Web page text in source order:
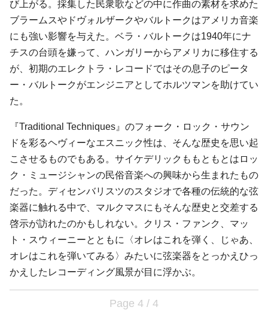
び上がる。採集した民衆歌などの中に作曲の素材を求めた
ブラームスやドヴォルザークやバルトークはアメリカ音楽
にも強い影響を与えた。ベラ・バルトークは1940年にナ
チスの台頭を嫌って、ハンガリーからアメリカに移住する
が、初期のエレクトラ・レコードではその息子のピータ
ー・バルトークがエンジニアとしてホルツマンを助けてい
た。
『Traditional Techniques』のフォーク・ロック・サウン
ドを彩るヘヴィーなエスニック性は、そんな歴史を思い起
こさせるものでもある。サイケデリックももともとはロッ
ク・ミュージシャンの民俗音楽への興味から生まれたもの
だった。ディセンバリスツのスタジオで各種の伝統的な弦
楽器に触れる中で、マルクマスにもそんな歴史と交差する
啓示が訪れたのかもしれない。クリス・ファンク、マッ
ト・スウィーニーとともに〈オレはこれを弾く、じゃあ、
オレはこれを弾いてみる〉みたいに弦楽器をとっかえひっ
かえしたレコーディング風景が目に浮かぶ。
Page 4 / 4